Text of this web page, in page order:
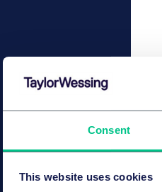
Consent
This website uses cookies